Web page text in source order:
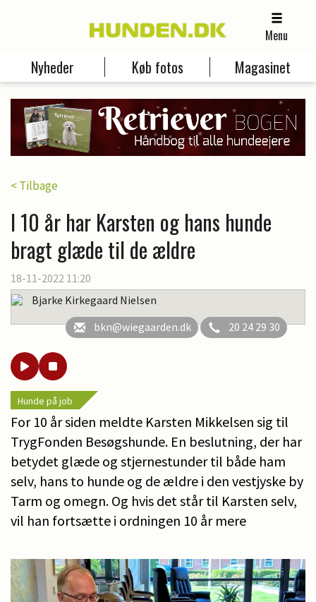
Menu
Nyheder Køb fotos Magasinet
< Tilbage
I 10 år har Karsten og hans hunde
bragt glæde til de ældre
18-11-2022 11:20
Bjarke Kirkegaard Nielsen
bkn@wiegaarden.dk
20 24 29 30
Hunde på job
For 10 år siden meldte Karsten Mikkelsen sig til
TrygFonden Besøgshunde. En beslutning, der har
betydet glæde og stjernestunder til både ham
selv, hans to hunde og de ældre i den vestjyske by
Tarm og omegn. Og hvis det står til Karsten selv,
vil han fortsætte i ordningen 10 år mere